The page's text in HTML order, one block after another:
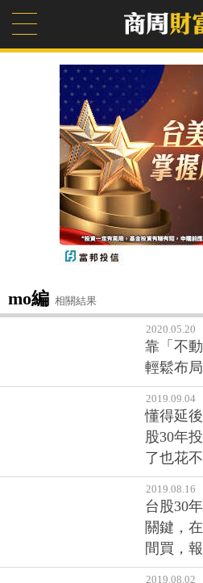
mo編 相關結果
2020.05.20
靠「不
輕鬆布
2019.09.04
懂得延
股30年
了也花
2019.08.16
台股30
關鍵，
間買，
2019.08.02